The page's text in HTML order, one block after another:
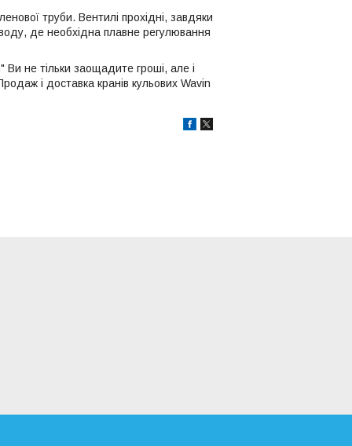
труби. Вентилі прохідні, завдяки
де необхідна плавне регулювання
не тільки заощадите гроші, але і
і доставка кранів кульових Wavin